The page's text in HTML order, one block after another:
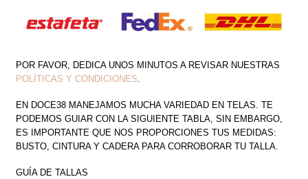
POR FAVOR, DEDICA UNOS MINUTOS A REVISAR NUESTRAS
POLÍTICAS Y CONDICIONES.
EN DOCE38 MANEJAMOS MUCHA VARIEDAD EN TELAS. TE
PODEMOS GUIAR CON LA SIGUIENTE TABLA, SIN EMBARGO,
ES IMPORTANTE QUE NOS PROPORCIONES TUS MEDIDAS:
BUSTO, CINTURA Y CADERA PARA CORROBORAR TU TALLA.
GUÍA DE TALLAS